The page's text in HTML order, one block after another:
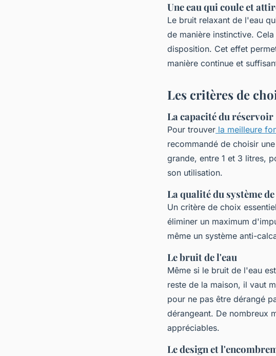
Une eau qui coule et
Le bruit relaxant de l'eau
de manière instinctive.
disposition. Cet effet
manière continue et
Les critères de
La capacité du réservoir
Pour trouver la meilleure
recommandé de choisir
grande, entre 1 et 3 litres,
son utilisation.
La qualité du système
Un critère de choix
éliminer un maximum
même un système anti-
Le bruit de l'eau
Même si le bruit de l'eau
reste de la maison, il vaut
pour ne pas être dérangé
dérangeant. De nombreux
appréciables.
Le design et